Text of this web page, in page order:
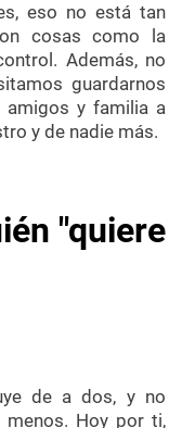
eso no está tan
cosas como la
Además, no
guardarnos
amigos y familia a
y de nadie más.
"quiere
de a dos, y no
menos. Hoy por ti,